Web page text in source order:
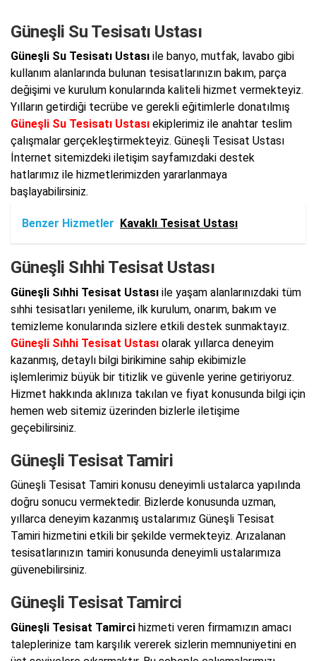
Güneşli Su Tesisatı Ustası
Güneşli Su Tesisatı Ustası ile banyo, mutfak, lavabo gibi
kullanım alanlarında bulunan tesisatlarınızın bakım, parça
değişimi ve kurulum konularında kaliteli hizmet vermekteyiz.
Yılların getirdiği tecrübe ve gerekli eğitimlerle donatılmış
Güneşli Su Tesisatı Ustası ekiplerimiz ile anahtar teslim
çalışmalar gerçekleştirmekteyiz. Güneşli Tesisat Ustası
İnternet sitemizdeki iletişim sayfamızdaki destek
hatlarımız ile hizmetlerimizden yararlanmaya
başlayabilirsiniz.
Benzer Hizmetler Kavaklı Tesisat Ustası
Güneşli Sıhhi Tesisat Ustası
Güneşli Sıhhi Tesisat Ustası ile yaşam alanlarınızdaki tüm
sıhhi tesisatları yenileme, ilk kurulum, onarım, bakım ve
temizleme konularında sizlere etkili destek sunmaktayız.
Güneşli Sıhhi Tesisat Ustası olarak yıllarca deneyim
kazanmış, detaylı bilgi birikimine sahip ekibimizle
işlemlerimiz büyük bir titizlik ve güvenle yerine getiriyoruz.
Hizmet hakkında aklınıza takılan ve fiyat konusunda bilgi için
hemen web sitemiz üzerinden bizlerle iletişime
geçebilirsiniz.
Güneşli Tesisat Tamiri
Güneşli Tesisat Tamiri konusu deneyimli ustalarca yapılında
doğru sonucu vermektedir. Bizlerde konusunda uzman,
yıllarca deneyim kazanmış ustalarımız Güneşli Tesisat
Tamiri hizmetini etkili bir şekilde vermekteyiz. Arızalanan
tesisatlarınızın tamiri konusunda deneyimli ustalarımıza
güvenebilirsiniz.
Güneşli Tesisat Tamirci
Güneşli Tesisat Tamirci hizmeti veren firmamızın amacı
taleplerinize tam karşılık vererek sizlerin memnuniyetini en